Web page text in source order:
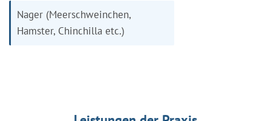
Nager (Meerschweinchen,
Hamster, Chinchilla etc.)